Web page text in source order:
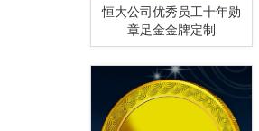
恒大公司优秀员工十年勋
章足金金牌定制